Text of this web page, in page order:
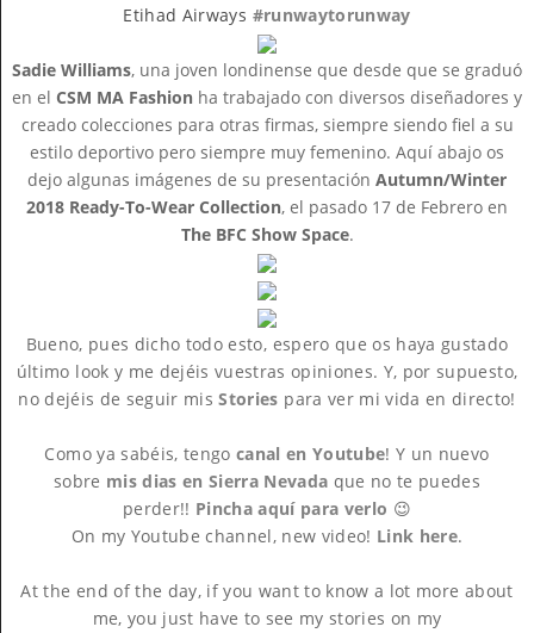
Etihad Airways #runwaytorunway
Sadie Williams, una joven londinense que desde que se graduó
en el CSM MA Fashion ha trabajado con diversos diseñadores y
creado colecciones para otras firmas, siempre siendo fiel a su
estilo deportivo pero siempre muy femenino. Aquí abajo os
dejo algunas imágenes de su presentación Autumn/Winter
2018 Ready-To-Wear Collection, el pasado 17 de Febrero en
The BFC Show Space.
Bueno, pues dicho todo esto, espero que os haya gustado
último look y me dejéis vuestras opiniones. Y, por supuesto,
no dejéis de seguir misStories para ver mi vida en directo!
Como ya sabéis, tengo canal en Youtube! Y un nuevo
sobre mis dias en Sierra Nevada que no te puedes
perder!! Pincha aquí para verlo 😉
On my Youtube channel, new video! Link here.
At the end of the day, if you want to know a lot more about
me, you just have to see my stories on my